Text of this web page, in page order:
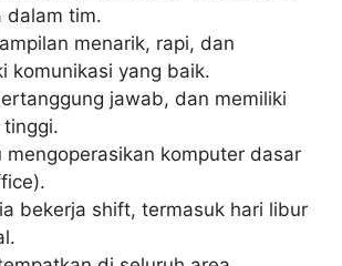
dalam tim.
menarik, rapi, dan
komunikasi yang baik.
jawab, dan memiliki
mengoperasikan komputer dasar
bekerja shift, termasuk hari libur